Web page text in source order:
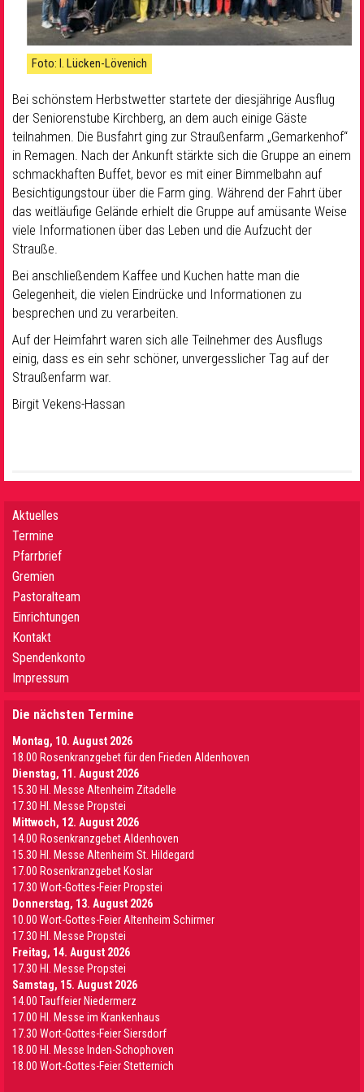
Foto: I. Lücken-Lövenich
Bei schönstem Herbstwetter startete der diesjährige Ausflug
der Seniorenstube Kirchberg, an dem auch einige Gäste
teilnahmen. Die Busfahrt ging zur Straußenfarm „Gemarkenhof“
in Remagen. Nach der Ankunft stärkte sich die Gruppe an einem
schmackhaften Buffet, bevor es mit einer Bimmelbahn auf
Besichtigungstour über die Farm ging. Während der Fahrt über
das weitläufige Gelände erhielt die Gruppe auf amüsante Weise
viele Informationen über das Leben und die Aufzucht der
Strauße.
Bei anschließendem Kaffee und Kuchen hatte man die
Gelegenheit, die vielen Eindrücke und Informationen zu
besprechen und zu verarbeiten.
Auf der Heimfahrt waren sich alle Teilnehmer des Ausflugs
einig, dass es ein sehr schöner, unvergesslicher Tag auf der
Straußenfarm war.
Birgit Vekens-Hassan
Aktuelles
Termine
Pfarrbrief
Gremien
Pastoralteam
Einrichtungen
Kontakt
Spendenkonto
Impressum
Die nächsten Termine
Montag, 10. August 2026
18.00 Rosenkranzgebet für den Frieden Aldenhoven
Dienstag, 11. August 2026
15.30 Hl. Messe Altenheim Zitadelle
17.30 Hl. Messe Propstei
Mittwoch, 12. August 2026
14.00 Rosenkranzgebet Aldenhoven
15.30 Hl. Messe Altenheim St. Hildegard
17.00 Rosenkranzgebet Koslar
17.30 Wort-Gottes-Feier Propstei
Donnerstag, 13. August 2026
10.00 Wort-Gottes-Feier Altenheim Schirmer
17.30 Hl. Messe Propstei
Freitag, 14. August 2026
17.30 Hl. Messe Propstei
Samstag, 15. August 2026
14.00 Tauffeier Niedermerz
17.00 Hl. Messe im Krankenhaus
17.30 Wort-Gottes-Feier Siersdorf
18.00 Hl. Messe Inden-Schophoven
18.00 Wort-Gottes-Feier Stetternich